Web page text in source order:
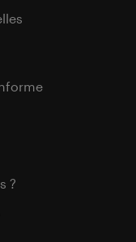
?